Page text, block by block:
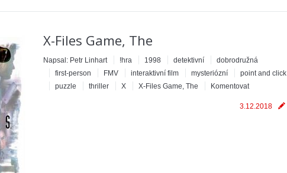
X-Files Game, The
Napsal: Petr Linhart !hra 1998 detektivní
dobrodružná
first-person
FMV interaktivní film mysteriózní
point and click
puzzle
thriller X X-Files Game, The Komentovat
3.12.2018